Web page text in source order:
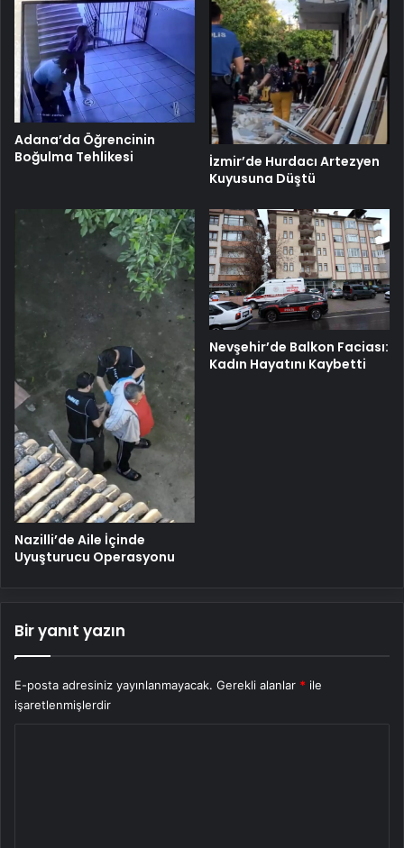
Adana’da Öğrencinin
Boğulma Tehlikesi
İzmir’de Hurdacı Artezyen
Kuyusuna Düştü
Nazilli’de Aile İçinde
Uyuşturucu Operasyonu
Nevşehir’de Balkon Faciası:
Kadın Hayatını Kaybetti
Bir yanıt yazın
E-posta adresiniz yayınlanmayacak. Gerekli alanlar * ile
işaretlenmişlerdir